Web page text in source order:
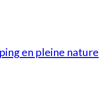
en pleine nature